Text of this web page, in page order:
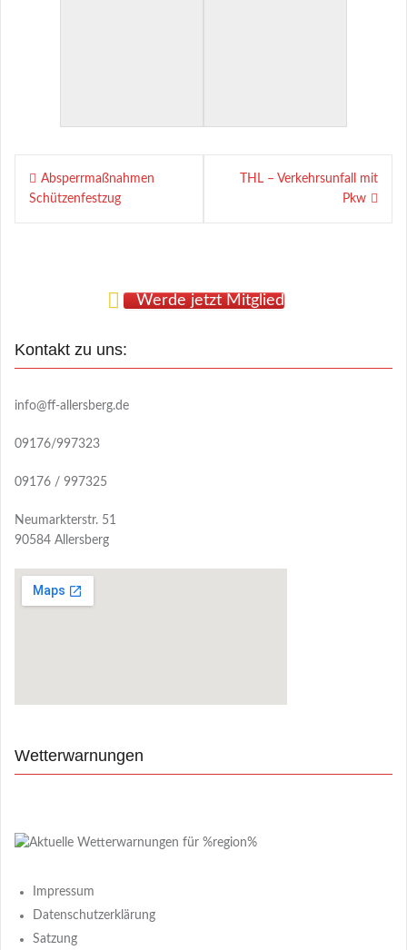
Beitragsnavigation
Absperrmaßnahmen
Schützenfestzug
THL – Verkehrsunfall mit
Pkw
Werde jetzt Mitglied
Kontakt zu uns:
info@ff-allersberg.de
09176/997323
09176 / 997325
Neumarkterstr. 51
90584 Allersberg
Wetterwarnungen
Impressum
Datenschutzerklärung
Satzung